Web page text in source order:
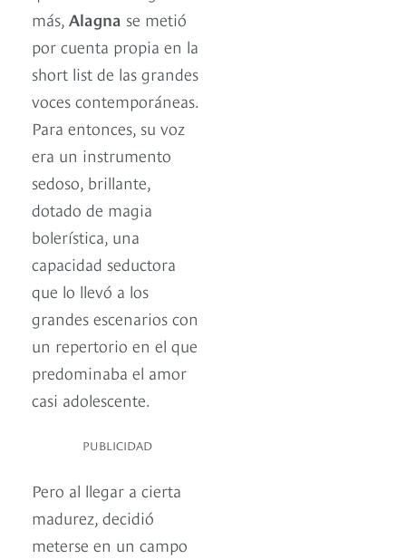
más, Alagna se metió
por cuenta propia en la
short list de las grandes
voces contemporáneas.
Para entonces, su voz
era un instrumento
sedoso, brillante,
dotado de magia
bolerística, una
capacidad seductora
que lo llevó a los
grandes escenarios con
un repertorio en el que
predominaba el amor
casi adolescente.
PUBLICIDAD
Pero al llegar a cierta
madurez, decidió
meterse en un campo